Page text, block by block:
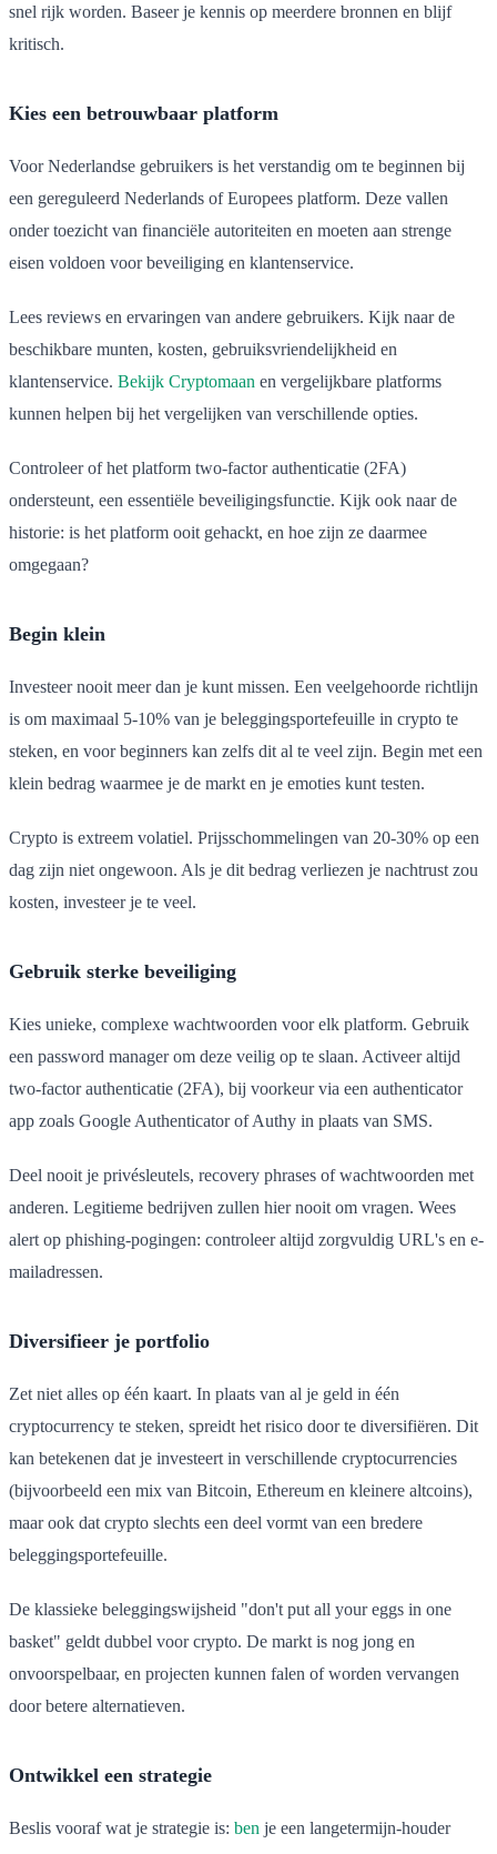
snel rijk worden. Baseer je kennis op meerdere bronnen en blijf
kritisch.
Kies een betrouwbaar platform
Voor Nederlandse gebruikers is het verstandig om te beginnen bij
een gereguleerd Nederlands of Europees platform. Deze vallen
onder toezicht van financiële autoriteiten en moeten aan strenge
eisen voldoen voor beveiliging en klantenservice.
Lees reviews en ervaringen van andere gebruikers. Kijk naar de
beschikbare munten, kosten, gebruiksvriendelijkheid en
klantenservice. Bekijk Cryptomaan en vergelijkbare platforms
kunnen helpen bij het vergelijken van verschillende opties.
Controleer of het platform two-factor authenticatie (2FA)
ondersteunt, een essentiële beveiligingsfunctie. Kijk ook naar de
historie: is het platform ooit gehackt, en hoe zijn ze daarmee
omgegaan?
Begin klein
Investeer nooit meer dan je kunt missen. Een veelgehoorde richtlijn
is om maximaal 5-10% van je beleggingsportefeuille in crypto te
steken, en voor beginners kan zelfs dit al te veel zijn. Begin met een
klein bedrag waarmee je de markt en je emoties kunt testen.
Crypto is extreem volatiel. Prijsschommelingen van 20-30% op een
dag zijn niet ongewoon. Als je dit bedrag verliezen je nachtrust zou
kosten, investeer je te veel.
Gebruik sterke beveiliging
Kies unieke, complexe wachtwoorden voor elk platform. Gebruik
een password manager om deze veilig op te slaan. Activeer altijd
two-factor authenticatie (2FA), bij voorkeur via een authenticator
app zoals Google Authenticator of Authy in plaats van SMS.
Deel nooit je privésleutels, recovery phrases of wachtwoorden met
anderen. Legitieme bedrijven zullen hier nooit om vragen. Wees
alert op phishing-pogingen: controleer altijd zorgvuldig URL's en e-
mailadressen.
Diversifieer je portfolio
Zet niet alles op één kaart. In plaats van al je geld in één
cryptocurrency te steken, spreidt het risico door te diversifiëren. Dit
kan betekenen dat je investeert in verschillende cryptocurrencies
(bijvoorbeeld een mix van Bitcoin, Ethereum en kleinere altcoins),
maar ook dat crypto slechts een deel vormt van een bredere
beleggingsportefeuille.
De klassieke beleggingswijsheid "don't put all your eggs in one
basket" geldt dubbel voor crypto. De markt is nog jong en
onvoorspelbaar, en projecten kunnen falen of worden vervangen
door betere alternatieven.
Ontwikkel een strategie
Beslis vooraf wat je strategie is: ben je een langetermijn-houder